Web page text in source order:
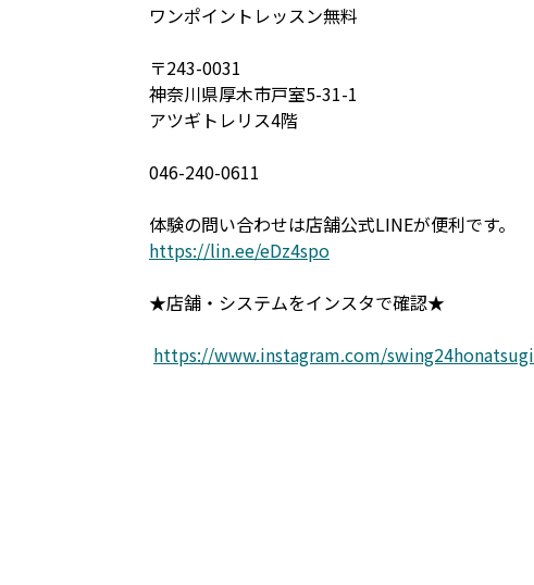
ワンポイントレッスン無料
〒243-0031
神奈川県厚木市戸室5-31-1
アツギトレリス4階
046-240-0611
体験の問い合わせは店舗公式LINEが便利です。
https://lin.ee/eDz4spo
★店舗・システムをインスタで確認★
https://www.instagram.com/swing24honatsugi